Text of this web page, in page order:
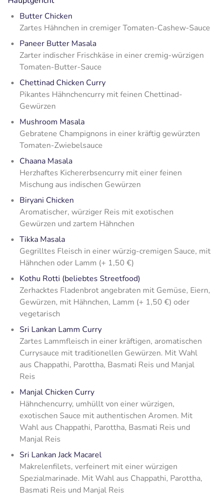
Butter Chicken
Zartes Hähnchen in cremiger Tomaten-Cashew-Sauce
Paneer Butter Masala
Zarter indischer Frischkäse in einer cremig-würzigen
Tomaten-Butter-Sauce
Chettinad Chicken Curry
Pikantes Hähnchencurry mit feinen Chettinad-
Gewürzen
Mushroom Masala
Gebratene Champignons in einer kräftig gewürzten
Tomaten-Zwiebelsauce
Chaana Masala
Herzhaftes Kichererbsencurry mit einer feinen
Mischung aus indischen Gewürzen
Biryani Chicken
Aromatischer, würziger Reis mit exotischen
Gewürzen und zartem Hähnchen
Tikka Masala
Gegrilltes Fleisch in einer würzig-cremigen Sauce, mit
Hähnchen oder Lamm (+ 1,50 €)
Kothu Rotti (beliebtes Streetfood)
Zerhacktes Fladenbrot angebraten mit Gemüse, Eiern,
Gewürzen, mit Hähnchen, Lamm (+ 1,50 €) oder
vegetarisch
Sri Lankan Lamm Curry
Zartes Lammfleisch in einer kräftigen, aromatischen
Currysauce mit traditionellen Gewürzen. Mit Wahl
aus Chappathi, Parottha, Basmati Reis und Manjal
Reis
Manjal Chicken Curry
Hähnchencurry, umhüllt von einer würzigen,
exotischen Sauce mit authentischen Aromen. Mit
Wahl aus Chappathi, Parottha, Basmati Reis und
Manjal Reis
Sri Lankan Jack Macarel
Makrelenfilets, verfeinert mit einer würzigen
Spezialmarinade. Mit Wahl aus Chappathi, Parottha,
Basmati Reis und Manjal Reis